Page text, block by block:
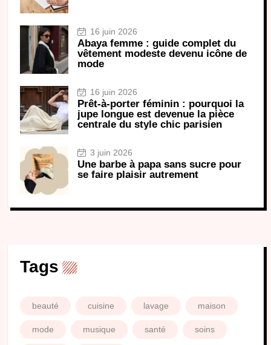
16 juin 2026
Abaya femme : guide complet du
vêtement modeste devenu icône de
mode
16 juin 2026
Prêt-à-porter féminin : pourquoi la
jupe longue est devenue la pièce
centrale du style chic parisien
3 juin 2026
Une barbe à papa sans sucre pour
se faire plaisir autrement
Tags
beauté cuisine lavage maison
mode musique santé soins